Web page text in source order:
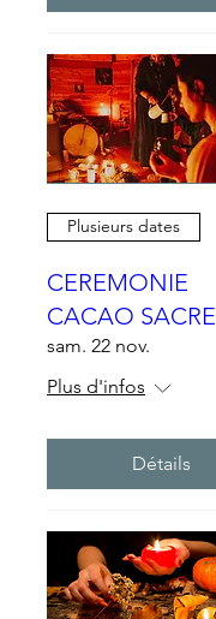
Plusieurs dates
CEREMONIE
CACAO SACRE
sam. 22 nov.
Plus d'infos
Détails